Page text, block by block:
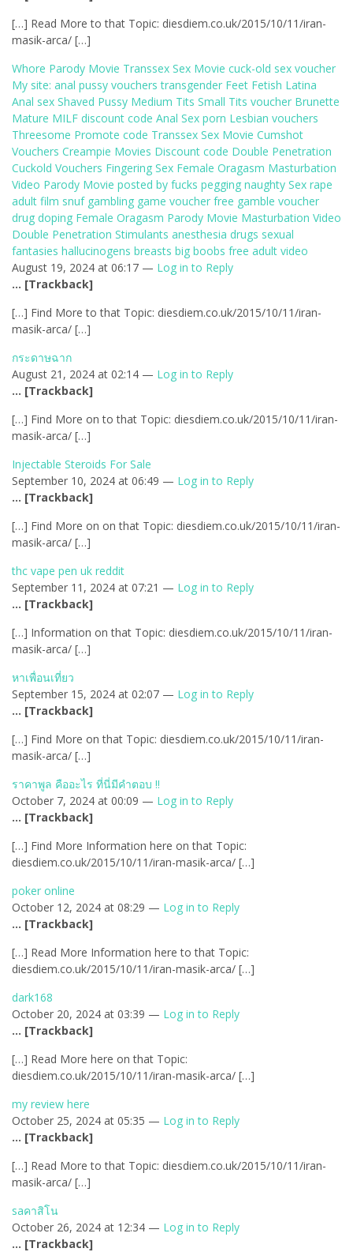
[…] Read More to that Topic: diesdiem.co.uk/2015/10/11/iran-
masik-arca/ […]
Whore Parody Movie Transsex Sex Movie cuck-old sex voucher
My site: anal pussy vouchers transgender Feet Fetish Latina
Anal sex Shaved Pussy Medium Tits Small Tits voucher Brunette
Mature MILF discount code Anal Sex porn Lesbian vouchers
Threesome Promote code Transsex Sex Movie Cumshot
Vouchers Creampie Movies Discount code Double Penetration
Cuckold Vouchers Fingering Sex Female Oragasm Masturbation
Video Parody Movie posted by fucks pegging naughty Sex rape
adult film snuf gambling game voucher free gamble voucher
drug doping Female Oragasm Parody Movie Masturbation Video
Double Penetration Stimulants anesthesia drugs sexual
fantasies hallucinogens breasts big boobs free adult video
August 19, 2024 at 06:17 — Log in to Reply
… [Trackback]
[…] Find More to that Topic: diesdiem.co.uk/2015/10/11/iran-
masik-arca/ […]
กระดาษฉาก
August 21, 2024 at 02:14 — Log in to Reply
… [Trackback]
[…] Find More on to that Topic: diesdiem.co.uk/2015/10/11/iran-
masik-arca/ […]
Injectable Steroids For Sale
September 10, 2024 at 06:49 — Log in to Reply
… [Trackback]
[…] Find More on on that Topic: diesdiem.co.uk/2015/10/11/iran-
masik-arca/ […]
thc vape pen uk reddit
September 11, 2024 at 07:21 — Log in to Reply
… [Trackback]
[…] Information on that Topic: diesdiem.co.uk/2015/10/11/iran-
masik-arca/ […]
หาเพื่อนเที่ยว
September 15, 2024 at 02:07 — Log in to Reply
… [Trackback]
[…] Find More on that Topic: diesdiem.co.uk/2015/10/11/iran-
masik-arca/ […]
ราคาพูล คืออะไร ที่นี่มีคำตอบ !!
October 7, 2024 at 00:09 — Log in to Reply
… [Trackback]
[…] Find More Information here on that Topic:
diesdiem.co.uk/2015/10/11/iran-masik-arca/ […]
poker online
October 12, 2024 at 08:29 — Log in to Reply
… [Trackback]
[…] Read More Information here to that Topic:
diesdiem.co.uk/2015/10/11/iran-masik-arca/ […]
dark168
October 20, 2024 at 03:39 — Log in to Reply
… [Trackback]
[…] Read More here on that Topic:
diesdiem.co.uk/2015/10/11/iran-masik-arca/ […]
my review here
October 25, 2024 at 05:35 — Log in to Reply
… [Trackback]
[…] Read More to that Topic: diesdiem.co.uk/2015/10/11/iran-
masik-arca/ […]
saคาสิโน
October 26, 2024 at 12:34 — Log in to Reply
… [Trackback]